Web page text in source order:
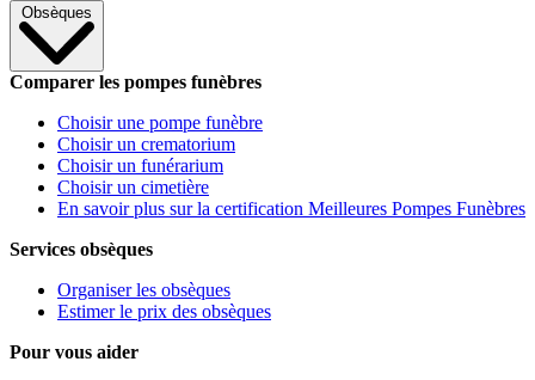
Obsèques
Comparer les pompes funèbres
Choisir une pompe funèbre
Choisir un crematorium
Choisir un funérarium
Choisir un cimetière
En savoir plus sur la certification Meilleures Pompes Funèbres
Services obsèques
Organiser les obsèques
Estimer le prix des obsèques
Pour vous aider